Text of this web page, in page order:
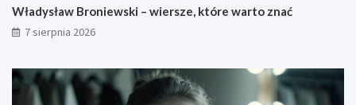
Władysław Broniewski – wiersze, które warto znać
7 sierpnia 2026